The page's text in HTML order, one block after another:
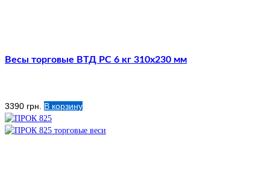
Весы торговые ВТД РС 6 кг 310х230 мм
3390 грн. В корзину